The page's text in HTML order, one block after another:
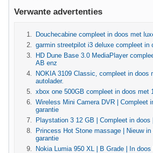
Verwante advertenties
Douchecabine compleet in doos met
garmin streetpilot i3 deluxe compleet in
HD Dune Base 3.0 MediaPlayer
AB enz
NOKIA 3109 Classic, compleet in doos
autolader.
xbox one 500GB compleet in doos met
Wireless Mini Camera DVR | Compleet
garantie
Playstation 3 12 GB | Compleet in doos
Princess Hot Stone massage | Nieuw in
garantie
Nokia Lumia 950 XL | B Grade | In